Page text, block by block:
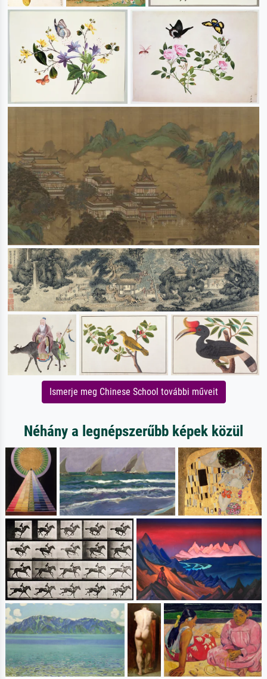
Ismerje meg Chinese School további műveit
Néhány a legnépszerűbb képek közül